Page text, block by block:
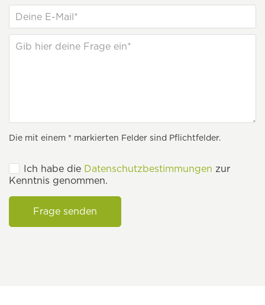
Die mit einem * markierten Felder sind Pflichtfelder.
Ich habe die Datenschutzbestimmungen zur
Kenntnis genommen.
Frage senden